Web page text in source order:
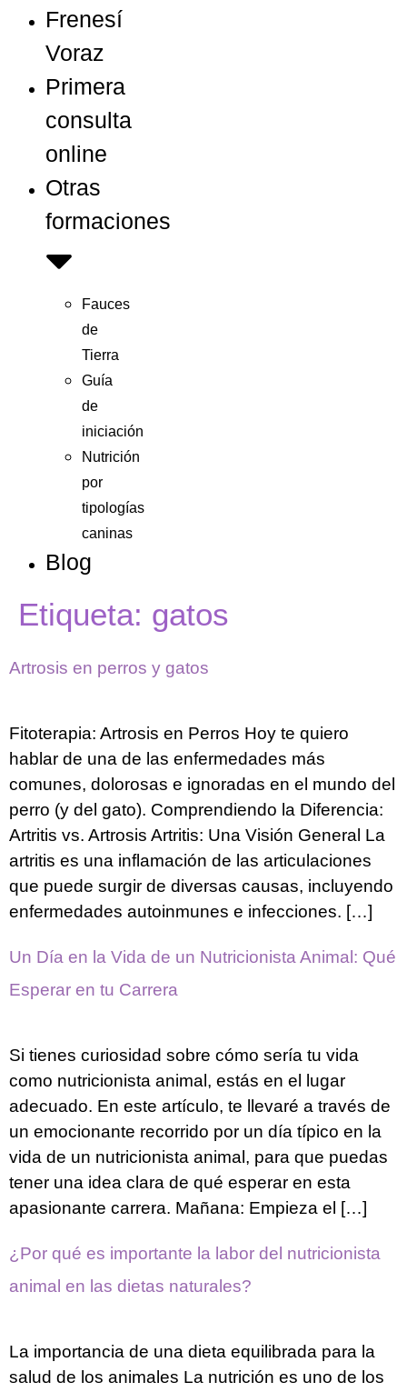
Frenesí
Voraz
Primera
consulta
online
Otras
formaciones
Fauces
de
Tierra
Guía
de
iniciación
Nutrición
por
tipologías
caninas
Blog
Etiqueta: gatos
Artrosis en perros y gatos
Fitoterapia: Artrosis en Perros Hoy te quiero
hablar de una de las enfermedades más
comunes, dolorosas e ignoradas en el mundo del
perro (y del gato). Comprendiendo la Diferencia:
Artritis vs. Artrosis Artritis: Una Visión General La
artritis es una inflamación de las articulaciones
que puede surgir de diversas causas, incluyendo
enfermedades autoinmunes e infecciones. […]
Un Día en la Vida de un Nutricionista Animal: Qué
Esperar en tu Carrera
Si tienes curiosidad sobre cómo sería tu vida
como nutricionista animal, estás en el lugar
adecuado. En este artículo, te llevaré a través de
un emocionante recorrido por un día típico en la
vida de un nutricionista animal, para que puedas
tener una idea clara de qué esperar en esta
apasionante carrera. Mañana: Empieza el […]
¿Por qué es importante la labor del nutricionista
animal en las dietas naturales?
La importancia de una dieta equilibrada para la
salud de los animales La nutrición es uno de los